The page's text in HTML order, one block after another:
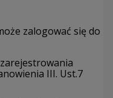
zalogować się do
III. Ust.7